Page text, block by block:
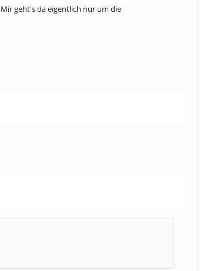
geht's da eigentlich nur um die